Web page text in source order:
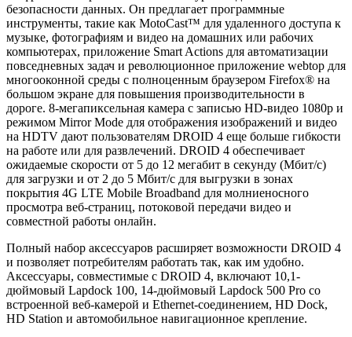
безопасности данных. Он предлагает программные
инструменты, такие как MotoCast™ для удаленного доступа к
музыке, фотографиям и видео на домашних или рабочих
компьютерах, приложение Smart Actions для автоматизации
повседневных задач и революционное приложение webtop для
многооконной среды с полноценным браузером Firefox® на
большом экране для повышения производительности в
дороге. 8-мегапиксельная камера с записью HD-видео 1080p и
режимом Mirror Mode для отображения изображений и видео
на HDTV дают пользователям DROID 4 еще больше гибкости
на работе или для развлечений. DROID 4 обеспечивает
ожидаемые скорости от 5 до 12 мегабит в секунду (Мбит/с)
для загрузки и от 2 до 5 Мбит/с для выгрузки в зонах
покрытия 4G LTE Mobile Broadband для молниеносного
просмотра веб-страниц, потоковой передачи видео и
совместной работы онлайн.
Полный набор аксессуаров расширяет возможности DROID 4
и позволяет потребителям работать так, как им удобно.
Аксессуары, совместимые с DROID 4, включают 10,1-
дюймовый Lapdock 100, 14-дюймовый Lapdock 500 Pro со
встроенной веб-камерой и Ethernet-соединением, HD Dock,
HD Station и автомобильное навигационное крепление.